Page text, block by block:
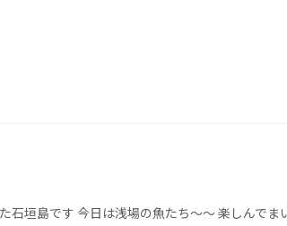
石垣島です 今日は浅場の魚たち～～ 楽しんでま